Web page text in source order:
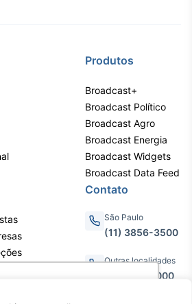
Produtos
Broadcast+
Broadcast Político
Broadcast Agro
Broadcast Energia
Broadcast Widgets
Broadcast Data Feed
Contato
São Paulo
(11) 3856-3500
Outras localidades
0800.011.3000